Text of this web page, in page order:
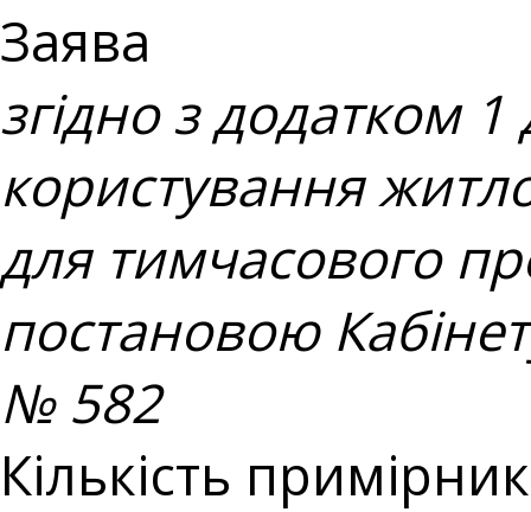
Заява
згідно з додатком
користування
для тимчасового
постановою
№ 582
Кількість